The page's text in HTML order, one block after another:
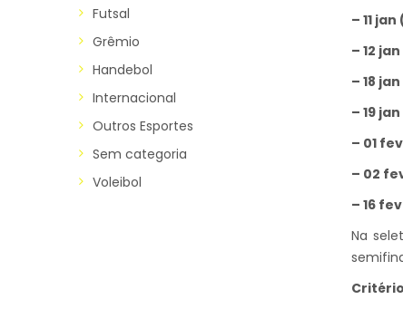
Futsal
Grêmio
Handebol
Internacional
Outros Esportes
Sem categoria
Voleibol
– 11
– 12
– 18
– 19
– 01
– 02
– 16
Na